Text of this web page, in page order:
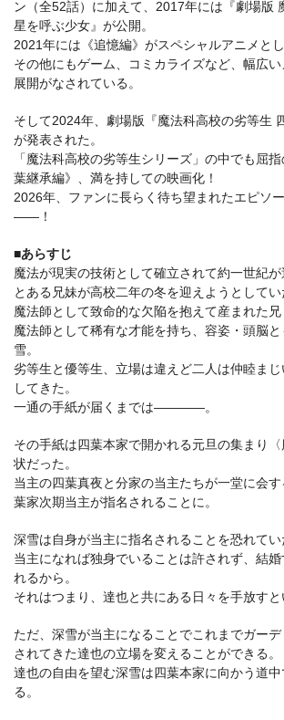
ン（全52話）に加えて、2017年には『劇場版
星を呼ぶ少女』が公開。
2021年には《追憶編》がスペシャルアニメとし
その他にもゲーム、コミカライズなど、幅広
展開がなされている。
そして2024年、劇場版『魔法科高校の劣等生
が発表された。
「魔法科高校の劣等生シリーズ」の中でも屈
葉継承編》、満を持しての映画化！
2026年、ファンに長らく待ち望まれたエピソ
――！
■あらすじ
魔法が現実の技術として確立されて約一世紀が
とある兄妹が高校二年の冬を迎えようとしてい
魔法師として致命的な欠陥を抱えて産まれた兄
魔法師として稀有な才能を持ち、容姿・頭脳
雪。
劣等生と優等生、立場は違えど二人は仲睦ま
してきた。
一通の手紙が届くまでは――――。
その手紙は四葉本家で開かれる元旦の集まり
状だった。
当主の四葉真夜と分家の当主たちが一堂に会
葉家次期当主が指名されることに。
深雪は自身が当主に指名されることを恐れてい
当主になれば独身でいることは許されず、結
れるから。
それはつまり、達也と共にある日々を手放すと
ただ、深雪が当主になることでこれまでガー
されてきた達也の立場を変えることができる。
達也の自由を望む深雪は四葉本家に向かう道
る。